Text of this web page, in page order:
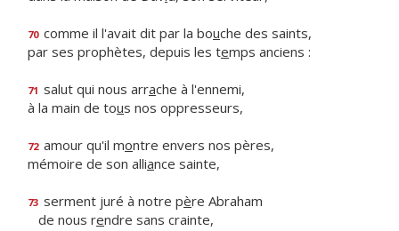
70 comme il l'avait dit par la bouche des saints,
par ses prophètes, depuis les temps anciens :
71 salut qui nous arrache à l'ennemi,
à la main de tous nos oppresseurs,
72 amour qu'il montre envers nos pères,
mémoire de son alliance sainte,
73 serment juré à notre père Abraham
de nous rendre sans crainte,